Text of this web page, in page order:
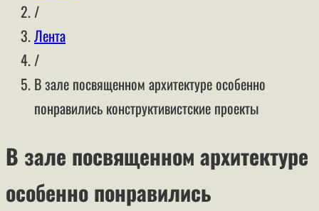
/
Лента
/
В зале посвященном архитектуре особенно
понравились конструктивистские проекты
В зале посвященном архитектуре
особенно понравились